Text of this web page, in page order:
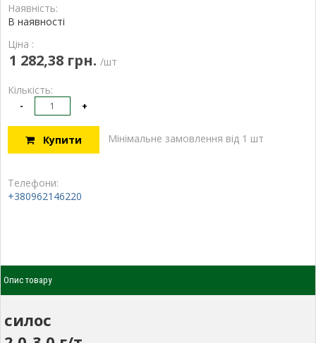
Наявність:
В наявності
Ціна :
1 282,38 грн. /шт
Кількість:
- +
Купити Мінімальне замовлення від 1 шт
Телефони:
+380962146220
Опис товару
силос